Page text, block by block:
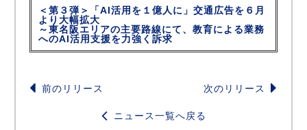
＜第３弾＞「AI活用を１億人に」交通広告を６月
より大幅拡大
～東名阪エリアの主要路線にて、教育による業務
へのAI活用支援を力強く訴求
前のリリース 次のリリース
ニュース一覧へ戻る